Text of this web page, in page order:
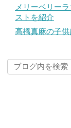
メリーベリー
ストを紹介
高橋真麻の子